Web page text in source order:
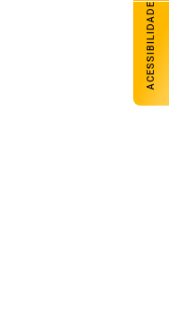
ACESSIBILIDADE